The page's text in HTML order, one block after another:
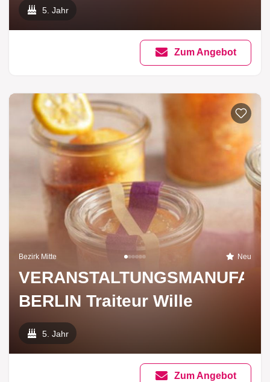
5. Jahr
Zum Angebot
Bezirk Mitte Neu
BERLIN Traiteur Wille
5. Jahr
Zum Angebot